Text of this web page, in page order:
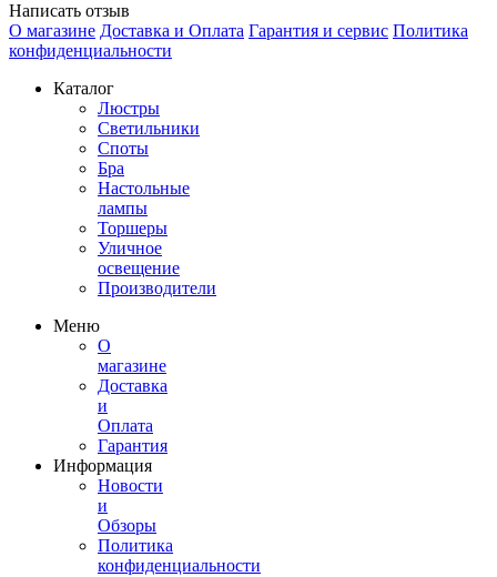
Написать отзыв
О магазине Доставка и Оплата Гарантия и сервис Политика
конфиденциальности
Каталог
Люстры
Светильники
Споты
Бра
Настольные
лампы
Торшеры
Уличное
освещение
Производители
Меню
О
магазине
Доставка
и
Оплата
Гарантия
Информация
Новости
и
Обзоры
Политика
конфиденциальности